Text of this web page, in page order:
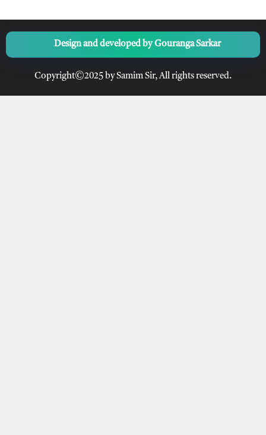
Design and developed byGouranga Sarkar
Copyright©2025 by Samim Sir, All rights reserved.